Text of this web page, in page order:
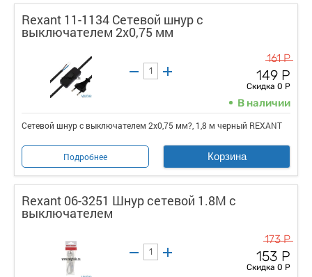
Rexant 11-1134 Сетевой шнур с
выключателем 2х0,75 мм
161 Р
149 Р
Скидка 0 Р
В наличии
Сетевой шнур с выключателем 2х0,75 мм?, 1,8 м черный REXANT
Подробнее Корзина
Rexant 06-3251 Шнур сетевой 1.8М с
выключателем
173 Р
153 Р
Скидка 0 Р